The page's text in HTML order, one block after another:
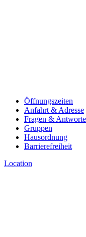
Öffnungszeiten
Anfahrt & Adresse
Fragen &
Gruppen
Hausordnung
Barrierefreiheit
Location